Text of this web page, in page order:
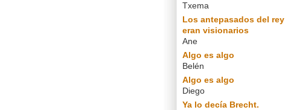
Txema
Los antepasados del rey
eran visionarios
Ane
Algo es algo
Belén
Algo es algo
Diego
Ya lo decía Brecht.